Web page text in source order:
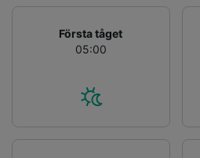
Första tåget
05:00